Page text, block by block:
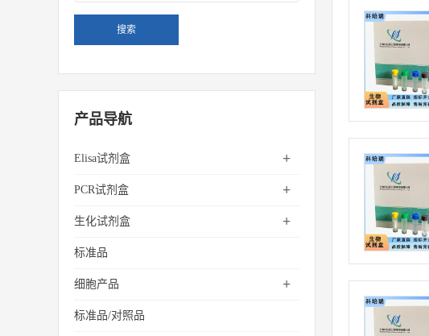
产品导航
Elisa试剂盒 +
PCR试剂盒 +
生化试剂盒 +
标准品
细胞产品 +
标准品/对照品